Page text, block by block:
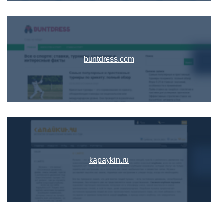
buntdress.com
kapaykin.ru